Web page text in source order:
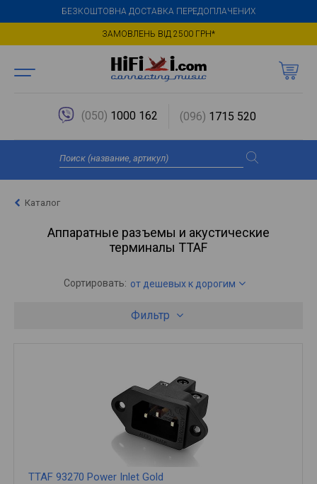
БЕЗКОШТОВНА ДОСТАВКА ПЕРЕДОПЛАЧЕНИХ
ЗАМОВЛЕНЬ ВІД 2500 ГРН*
(050) 1000 162 (096) 1715 520
Каталог
Аппаратные разъемы и акустические
терминалы TTAF
Сортировать: от дешевых к дорогим
Фильтр
TTAF 93270 Power Inlet Gold